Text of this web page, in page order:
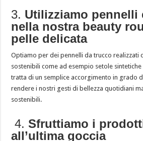
3. Utilizziamo pennelli
nella nostra beauty
pelle delicata
Optiamo per dei pennelli da trucco realizzati
sostenibili come ad esempio setole sintetiche
tratta di un semplice accorgimento in grado
rendere i nostri gesti di bellezza quotidiani
sostenibili.
4.Sfruttiamo i
all’ultima goccia